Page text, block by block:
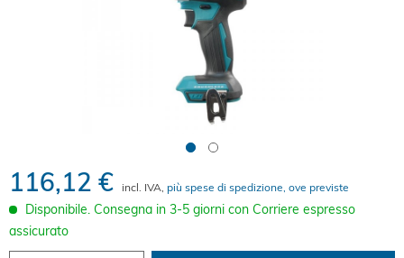
116,12 € incl. IVA, più spese di spedizione, ove previste
Disponibile. Consegna in 3-5 giorni con Corriere espresso
assicurato